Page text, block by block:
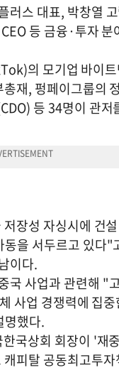
스 대표, 박창열
등 금융·투자
의 모기업 바이
재, 펑페이그룹의
등 34명이 관저
장성 자싱시에 건
을 서두르고 있다"
이다.
국 사업과 관련해 "
사업 경쟁력에 집
명했다.
국상회 회장이 '재
피탈 공동최고투